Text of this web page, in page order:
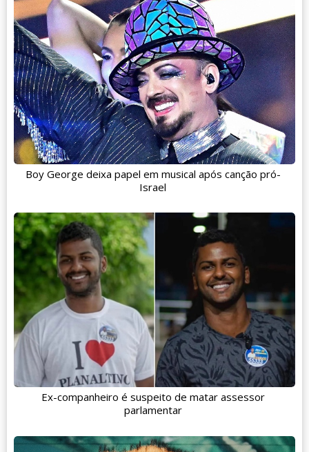
Boy George deixa papel em musical após canção pró-
Israel
Ex-companheiro é suspeito de matar assessor
parlamentar